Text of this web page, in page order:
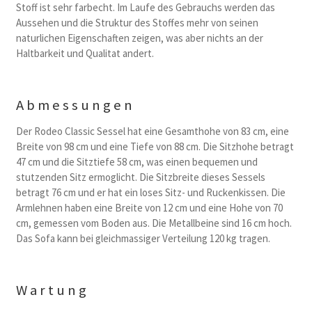
Stoff ist sehr farbecht. Im Laufe des Gebrauchs werden das
Aussehen und die Struktur des Stoffes mehr von seinen
naturlichen Eigenschaften zeigen, was aber nichts an der
Haltbarkeit und Qualitat andert.
Abmessungen
Der Rodeo Classic Sessel hat eine Gesamthohe von 83 cm, eine
Breite von 98 cm und eine Tiefe von 88 cm. Die Sitzhohe betragt
47 cm und die Sitztiefe 58 cm, was einen bequemen und
stutzenden Sitz ermoglicht. Die Sitzbreite dieses Sessels
betragt 76 cm und er hat ein loses Sitz- und Ruckenkissen. Die
Armlehnen haben eine Breite von 12 cm und eine Hohe von 70
cm, gemessen vom Boden aus. Die Metallbeine sind 16 cm hoch.
Das Sofa kann bei gleichmassiger Verteilung 120 kg tragen.
Wartung